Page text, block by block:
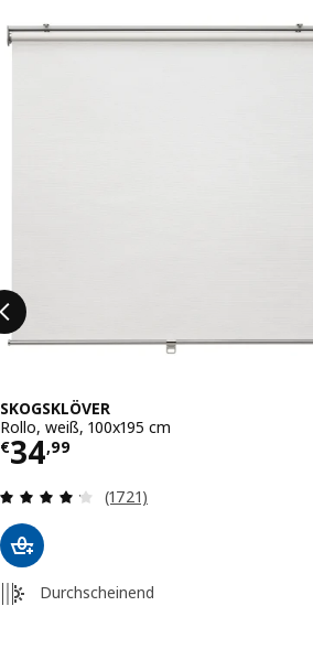
Auflistung überspringen
SKOGSKLÖVER
Rollo, weiß, 100x195 cm
€34,99
Preis € 34,99
Überprüfung: 4.2 aus 5
(1721)
Durchscheinend